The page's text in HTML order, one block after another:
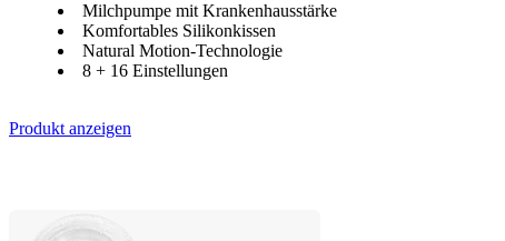
Milchpumpe mit Krankenhausstärke
Komfortables Silikonkissen
Natural Motion-Technologie
8 + 16 Einstellungen
Produkt anzeigen